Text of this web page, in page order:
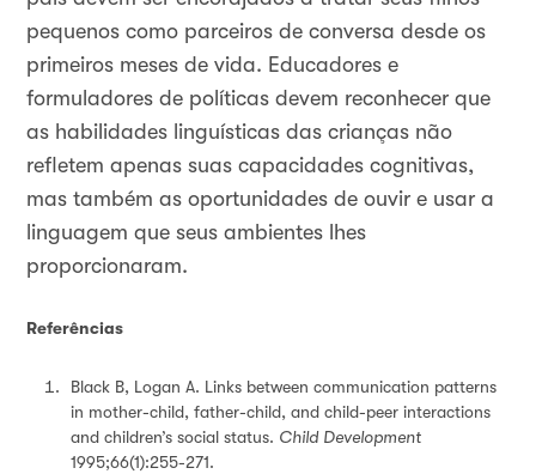
pequenos como parceiros de conversa desde os
primeiros meses de vida. Educadores e
formuladores de políticas devem reconhecer que
as habilidades linguísticas das crianças não
refletem apenas suas capacidades cognitivas,
mas também as oportunidades de ouvir e usar a
linguagem que seus ambientes lhes
proporcionaram.
Referências
Black B, Logan A. Links between communication patterns
in mother-child, father-child, and child-peer interactions
and children’s social status. Child Development
1995;66(1):255-271.